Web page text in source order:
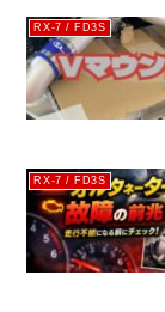
RX-7 / FD3S
RX-7 / FD3S